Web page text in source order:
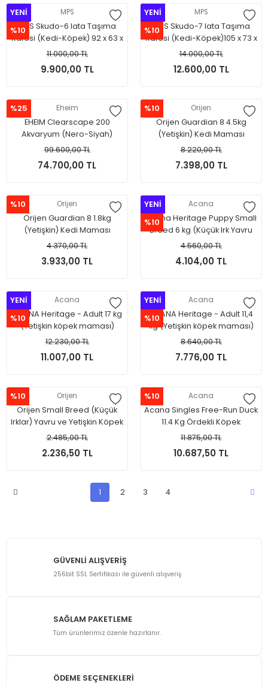
YENİ
%10
MPS
MPS Skudo-6 Iata Taşıma
Kafesi (Kedi-Köpek) 92 x 63 x
70 cm.(Tekerleksizdir.)
TESLİM.
11.000,00 TL
9.900,00 TL
YENİ
%10
MPS
MPS Skudo-7 Iata Taşıma
Kafesi (Kedi-Köpek)105 x 73 x
76 cm.(Tekerleksizdir.)
TESLİM.
14.000,00 TL
12.600,00 TL
%25 Eheim
EHEIM Clearscape 200
Akvaryum (Nero-Siyah)
99.600,00 TL
74.700,00 TL
%10 Orijen
Orijen Guardian 8 4.5kg
(Yetişkin) Kedi Maması
8.220,00 TL
7.398,00 TL
%10 Orijen
Orijen Guardian 8 1.8kg
(Yetişkin) Kedi Maması
4.370,00 TL
3.933,00 TL
YENİ
%10
Acana
Acana Heritage Puppy Small
Breed 6 kg (Küçük Irk Yavru
Köpek Maması)
4.560,00 TL
4.104,00 TL
YENİ
%10
Acana
ACANA Heritage - Adult 17 kg
(Yetişkin köpek maması)
12.230,00 TL
11.007,00 TL
YENİ
%10
Acana
ACANA Heritage - Adult 11,4
kg (Yetişkin köpek maması)
8.640,00 TL
7.776,00 TL
%10 Orijen
Orijen Small Breed (Küçük
Irklar) Yavru ve Yetişkin Köpek
Maması 1.8kg
2.485,00 TL
2.236,50 TL
%10 Acana
Acana Singles Free-Run Duck
11.4 Kg Ördekli Köpek
Maması(Tüm Irk ve Yaşam
11.875,00 TL
10.687,50 TL
1 2 3 4
GÜVENLİ ALIŞVERİŞ
256bit SSL Sertifikası ile güvenli alışveriş
SAĞLAM PAKETLEME
Tüm ürünlerimiz özenle hazırlanır.
ÖDEME SEÇENEKLERİ